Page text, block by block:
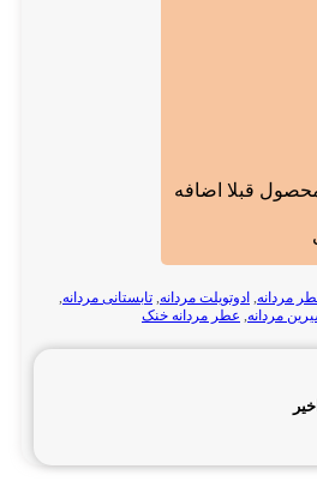
قبلا اضافه
مردانه, ادوتویلت مردانه, تابستانی مردانه,
مردانه, عطر مردانه خنک